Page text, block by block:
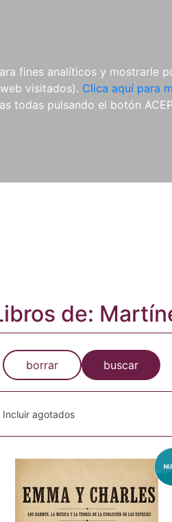
fines analíticos y mostrarle
visitados). Clica aquí para
todas pulsando el botón
REVISTAS
de:
borrar buscar
Incluir agotados